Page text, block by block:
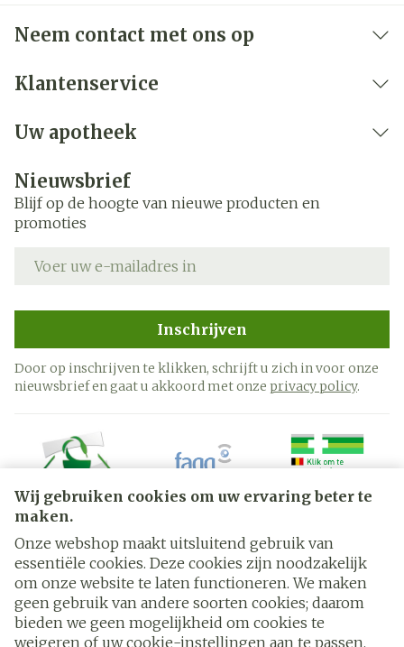
Wij gebruiken cookies om uw ervaring beter te
maken.
Onze webshop maakt uitsluitend gebruik van
essentiële cookies. Deze cookies zijn noodzakelijk
om onze website te laten functioneren. We maken
geen gebruik van andere soorten cookies; daarom
bieden we geen mogelijkheid om cookies te
weigeren of uw cookie-instellingen aan te passen.
Neem contact met ons op
Klantenservice
Uw apotheek
Nieuwsbrief
Blijf op de hoogte van nieuwe producten en
promoties
Inschrijven
Door op inschrijven te klikken, schrijft u zich in voor onze
nieuwsbrief en gaat u akkoord met onze privacy policy.
Juridische links